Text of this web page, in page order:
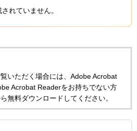
れていません。
いただく場合には、Adobe Acrobat
Acrobat Readerをお持ちでない方
無料ダウンロードしてください。